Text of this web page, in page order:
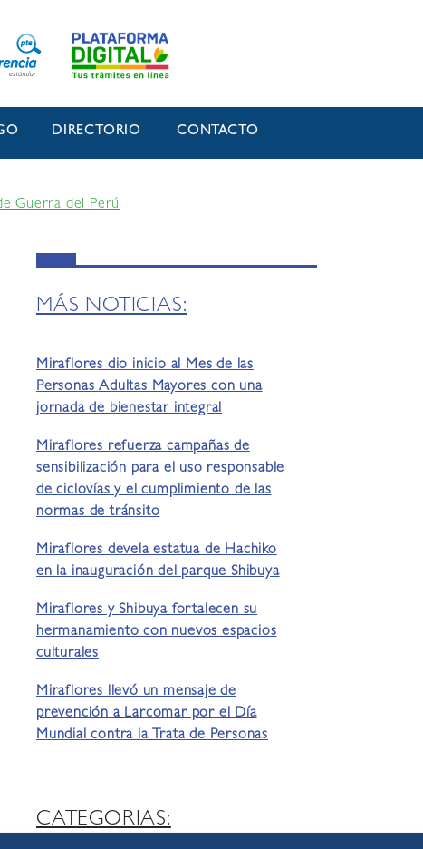
DIRECTORIO CONTACTO
Guerra del Perú
MÁS NOTICIAS:
Miraflores dio inicio al Mes de las
Personas Adultas Mayores con una
jornada de bienestar integral
Miraflores refuerza campañas de
sensibilización para el uso responsable
de ciclovías y el cumplimiento de las
normas de tránsito
Miraflores devela estatua de Hachiko
en la inauguración del parque Shibuya
Miraflores y Shibuya fortalecen su
hermanamiento con nuevos espacios
culturales
Miraflores llevó un mensaje de
prevención a Larcomar por el Día
Mundial contra la Trata de Personas
CATEGORIAS: